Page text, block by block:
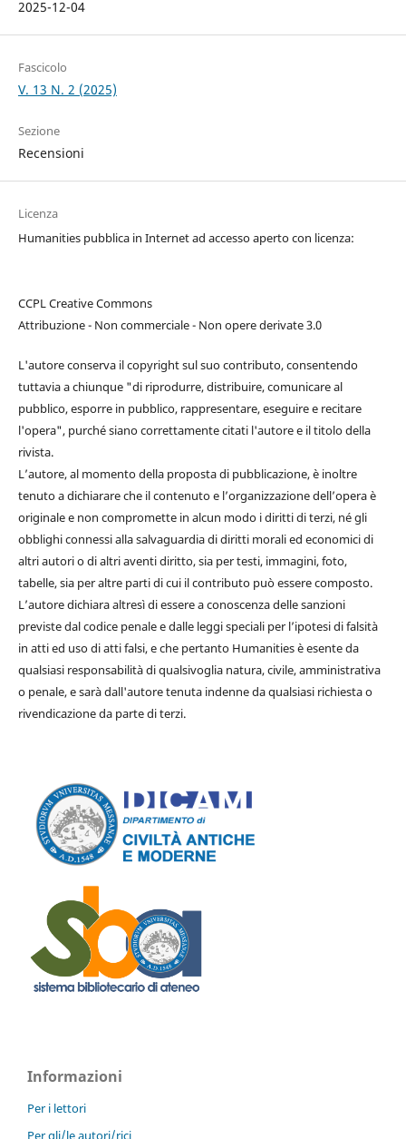
2025-12-04
Fascicolo
V. 13 N. 2 (2025)
Sezione
Recensioni
Licenza
Humanities pubblica in Internet ad accesso aperto con licenza:
CCPL Creative Commons
Attribuzione - Non commerciale - Non opere derivate 3.0
L'autore conserva il copyright sul suo contributo, consentendo
tuttavia a chiunque "di riprodurre, distribuire, comunicare al
pubblico, esporre in pubblico, rappresentare, eseguire e recitare
l'opera", purché siano correttamente citati l'autore e il titolo della
rivista.
L’autore, al momento della proposta di pubblicazione, è inoltre
tenuto a dichiarare che il contenuto e l’organizzazione dell’opera è
originale e non compromette in alcun modo i diritti di terzi, né gli
obblighi connessi alla salvaguardia di diritti morali ed economici di
altri autori o di altri aventi diritto, sia per testi, immagini, foto,
tabelle, sia per altre parti di cui il contributo può essere composto.
L’autore dichiara altresì di essere a conoscenza delle sanzioni
previste dal codice penale e dalle leggi speciali per l’ipotesi di falsità
in atti ed uso di atti falsi, e che pertanto Humanities è esente da
qualsiasi responsabilità di qualsivoglia natura, civile, amministrativa
o penale, e sarà dall'autore tenuta indenne da qualsiasi richiesta o
rivendicazione da parte di terzi.
Informazioni
Per i lettori
Per gli/le autori/rici